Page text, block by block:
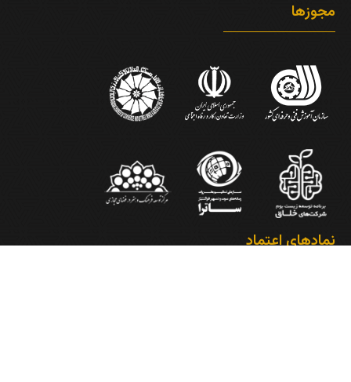
مجوزها
نمادهای اعتماد